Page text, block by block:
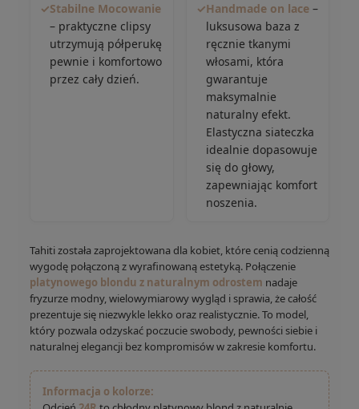
✓Stabilne Mocowanie
– praktyczne clipsy
utrzymują półperukę
pewnie i komfortowo
przez cały dzień.
✓Handmade on lace–
luksusowa baza z
ręcznie tkanymi
włosami, która
gwarantuje
maksymalnie
naturalny efekt.
Elastyczna siateczka
idealnie dopasowuje
się do głowy,
zapewniając komfort
noszenia.
Tahiti została zaprojektowana dla kobiet, które cenią codzienną
wygodę połączoną z wyrafinowaną estetyką. Połączenie
platynowego blondu z naturalnym odrostem nadaje
fryzurze modny, wielowymiarowy wygląd i sprawia, że całość
prezentuje się niezwykle lekko oraz realistycznie. To model,
który pozwala odzyskać poczucie swobody, pewności siebie i
naturalnej elegancji bez kompromisów w zakresie komfortu.
Informacja o kolorze: